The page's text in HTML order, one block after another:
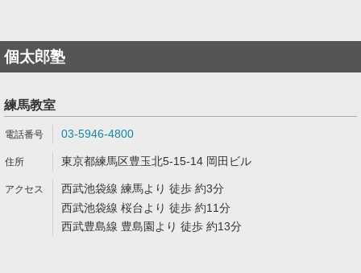
個太郎塾
練馬教室
03-5946-4800
東京都練馬区豊玉北5-15-14 岡田ビル
西武池袋線 練馬より 徒歩 約3分
西武池袋線 桜台より 徒歩 約11分
西武豊島線 豊島園より 徒歩 約13分